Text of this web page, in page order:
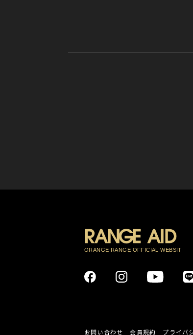
お問い合わせ 会員規約 プライバ